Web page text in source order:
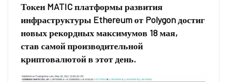
Токен MATIC платформы развития
инфраструктуры Ethereum от Polygon достиг
новых рекордных максимумов 18 мая,
став самой производительной
криптовалютой в этот день.